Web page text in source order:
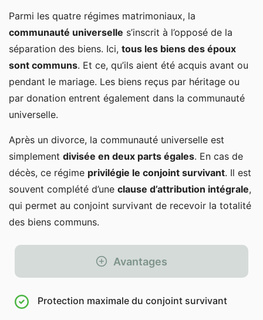
Parmi les quatre régimes matrimoniaux, la
communauté universelle s’inscrit à l’opposé de la
séparation des biens. Ici, tous les biens des époux
sont communs. Et ce, qu’ils aient été acquis avant ou
pendant le mariage. Les biens reçus par héritage ou
par donation entrent également dans la communauté
universelle.
Après un divorce, la communauté universelle est
simplement divisée en deux parts égales. En cas de
décès, ce régime privilégie le conjoint survivant. Il est
souvent complété d’une clause d’attribution intégrale,
qui permet au conjoint survivant de recevoir la totalité
des biens communs.
Avantages
Protection maximale du conjoint survivant